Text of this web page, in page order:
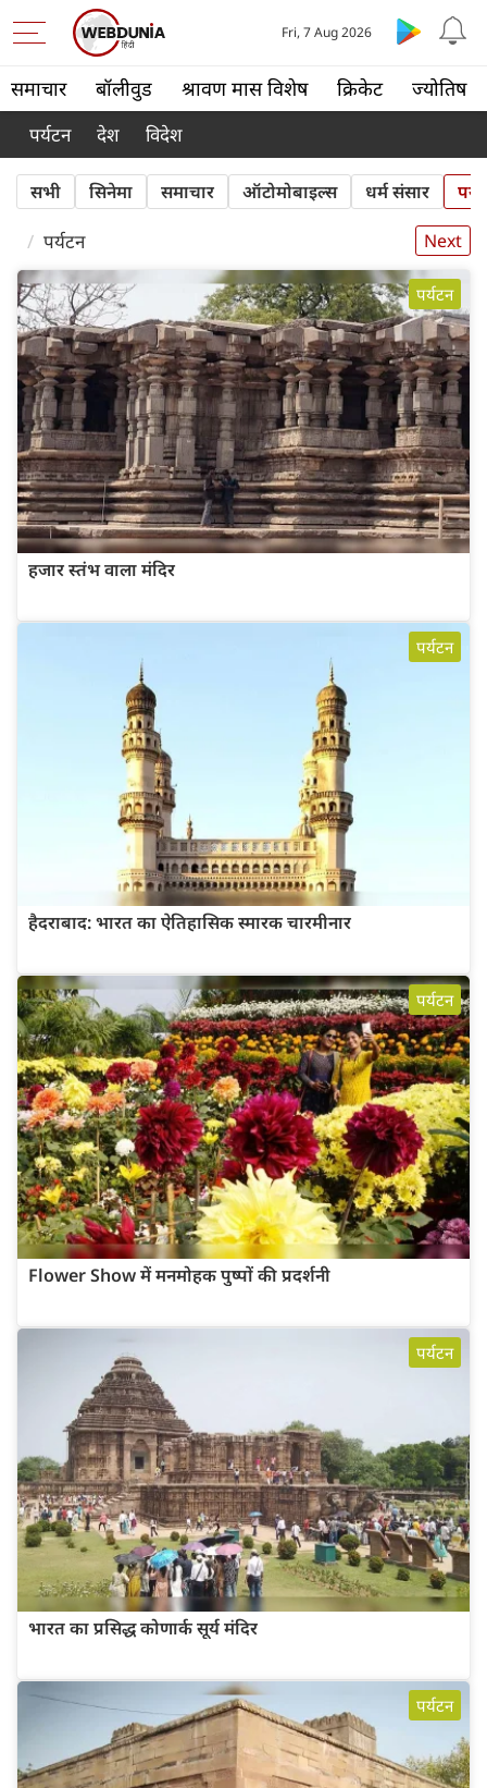
समाचार बॉलीवुड श्रावण मास विशेष क्रिकेट ज्योतिष
Fri, 7 Aug 2026
पर्यटन देश विदेश
सभी सिनेमा समाचार ऑटोमोबाइल्स धर्म संसार
पर्यटन Next
पर्यटन
हजार स्तंभ वाला मंदिर
पर्यटन
हैदराबाद: भारत का ऐतिहासिक स्मारक चारमीनार
पर्यटन
Flower Show में मनमोहक पुष्पों की प्रदर्शनी
पर्यटन
भारत का प्रसिद्ध कोणार्क सूर्य मंदिर
पर्यटन